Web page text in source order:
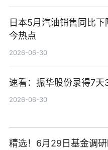
日本5月汽油销售同比下
今热点
2026-06-30
速看：振华股份录得7天
2026-06-30
精选！6月29日基金调